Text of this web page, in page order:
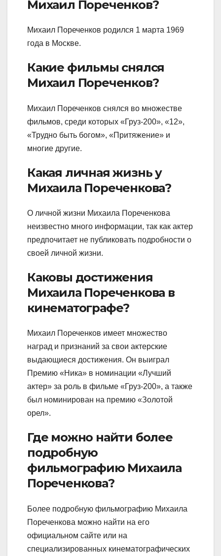
Михаил Пореченков?
Михаил Пореченков родился 1 марта 1969
года в Москве.
Какие фильмы снялся
Михаил Пореченков?
Михаил Пореченков снялся во множестве
фильмов, среди которых «Груз-200», «12»,
«Трудно быть богом», «Притяжение» и
многие другие.
Какая личная жизнь у
Михаила Пореченкова?
О личной жизни Михаила Пореченкова
неизвестно много информации, так как актер
предпочитает не публиковать подробности о
своей личной жизни.
Каковы достижения
Михаила Пореченкова в
кинематографе?
Михаил Пореченков имеет множество
наград и признаний за свои актерские
выдающиеся достижения. Он выиграл
Премию «Ника» в номинации «Лучший
актер» за роль в фильме «Груз-200», а также
был номинирован на премию «Золотой
орел».
Где можно найти более
подробную
фильмографию Михаила
Пореченкова?
Более подробную фильмографию Михаила
Пореченкова можно найти на его
официальном сайте или на
специализированных кинематографических